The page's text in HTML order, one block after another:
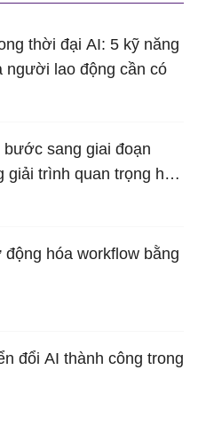
thời đại AI: 5 kỹ năng
người lao động cần có
bước sang giai đoạn
giải trình quan trọng hơn
hóa workflow bằng
đổi AI thành công trong